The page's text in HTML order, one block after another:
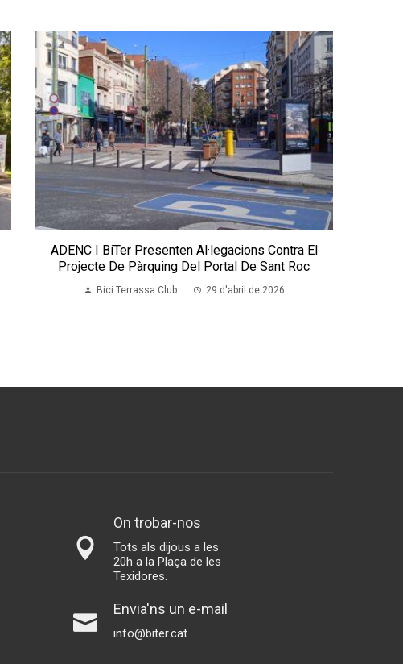
ADENC I BiTer Presenten Al·legacions Contra El
Projecte De Pàrquing Del Portal De Sant Roc
Bici Terrassa Club 29 d'abril de 2026
On trobar-nos
Tots als dijous a les
20h a la Plaça de les
Texidores.
Envia'ns un e-mail
info@biter.cat